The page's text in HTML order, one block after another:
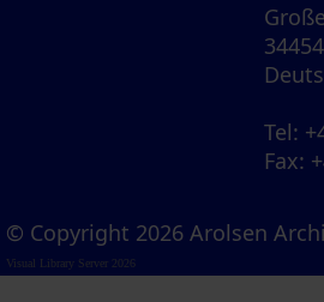
Tel:
Fax:
© Copyright 2026 Arolsen
Visual Library Server 2026